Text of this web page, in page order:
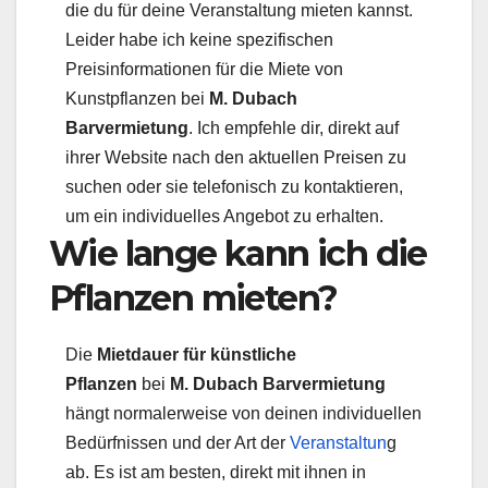
die du für deine Veranstaltung mieten kannst.
Leider habe ich keine spezifischen
Preisinformationen für die Miete von
Kunstpflanzen bei M. Dubach
Barvermietung. Ich empfehle dir, direkt auf
ihrer Website nach den aktuellen Preisen zu
suchen oder sie telefonisch zu kontaktieren,
um ein individuelles Angebot zu erhalten.
Wie lange kann ich die
Pflanzen mieten?
Die Mietdauer für künstliche
Pflanzen bei M. Dubach Barvermietung
hängt normalerweise von deinen individuellen
Bedürfnissen und der Art der Veranstaltung
ab. Es ist am besten, direkt mit ihnen in